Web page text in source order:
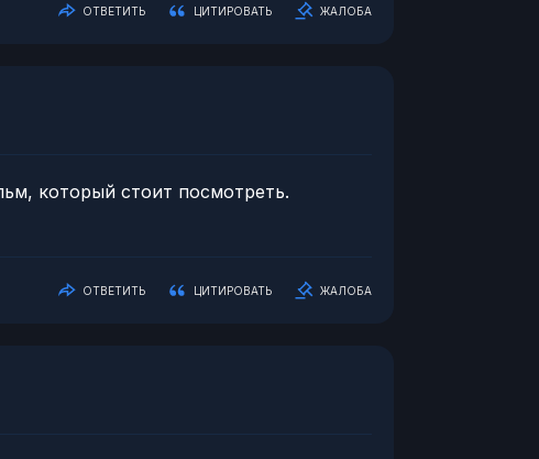
ОТВЕТИТЬ ЦИТИРОВАТЬ ЖАЛОБА
который стоит посмотреть.
ОТВЕТИТЬ ЦИТИРОВАТЬ ЖАЛОБА